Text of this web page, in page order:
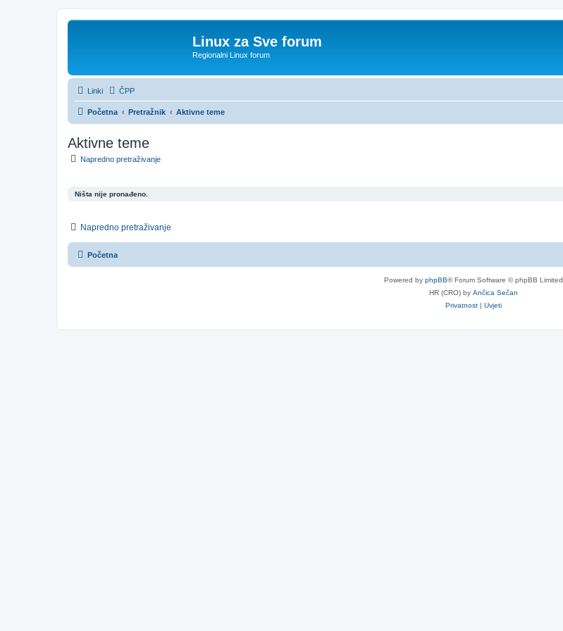
Linux za Sve forum
Regionalni Linux forum
Linki ČPP
Početna Pretražnik Aktivne teme
Aktivne teme
Napredno pretraživanje
Ništa nije pronađeno.
Napredno pretraživanje
Početna
Powered by phpBB® Forum Software © phpBB Limited
HR (CRO) by Ančica Sečan
Privatnost | Uvjeti